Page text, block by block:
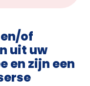
of
uit uw
en zijn een